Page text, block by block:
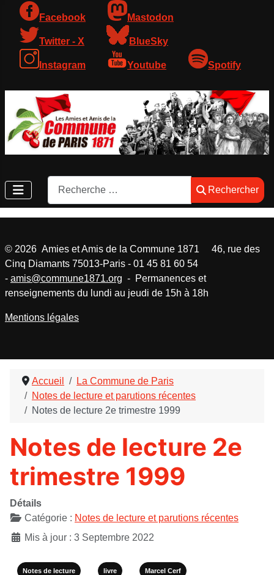
Facebook Mastodon
Twitter - X BlueSky
Instagram Youtube Spotify
Rechercher
Rechercher
Accueil
La Commune de Paris
Notes de lecture et parutions récentes
Notes de lecture 2e trimestre 1999
Notes de lecture 2e
trimestre 1999
Détails
Catégorie : Notes de lecture et parutions récentes
Mis à jour : 3 Septembre 2022
Notes de lecture livre Marcel Cerf
© 2026 Amies et Amis de la Commune 1871 46, rue des
Cinq Diamants 75013-Paris - 01 45 81 60 54
- amis@commune1871.org - Permanences et
renseignements du lundi au jeudi de 15h à 18h
Mentions légales